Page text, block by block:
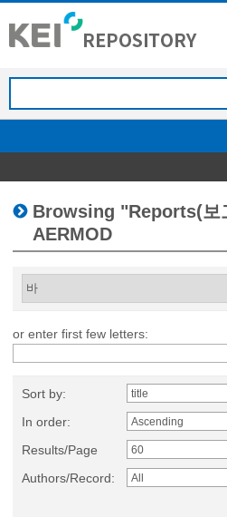
Browsing "Reports(보
AERMOD
or enter first few letters:
Sort by:
In order:
Results/Page
Authors/Record: